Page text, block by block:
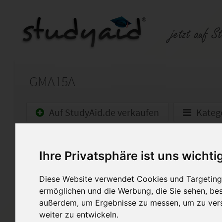
Ihre Privatsphäre ist uns
Diese Website verwendet Cookies und
ermöglichen und die Werbung, die Sie sehen,
außerdem, um Ergebnisse zu messen, um zu
weiter zu entwickeln.
GMA15A
Auf StudyAid.de verkaufen
Note 1 (100/100)!
Die Einsendeaufgaben